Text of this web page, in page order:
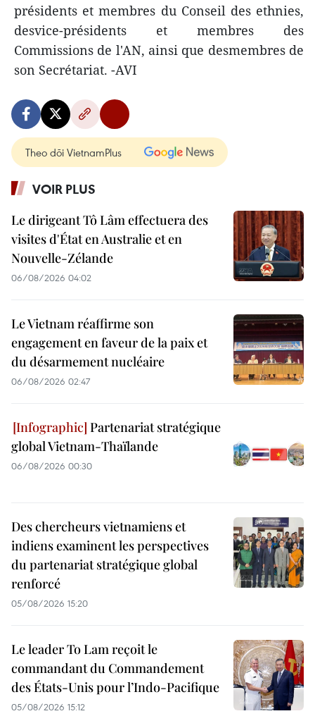
présidents et membres du Conseil des ethnies,
desvice-présidents et membres des
Commissions de l'AN, ainsi que desmembres de
son Secrétariat. -AVI
Theo dõi VietnamPlus
VOIR PLUS
Le dirigeant Tô Lâm effectuera des
visites d'État en Australie et en
Nouvelle-Zélande
06/08/2026 04:02
Le Vietnam réaffirme son
engagement en faveur de la paix et
du désarmement nucléaire
06/08/2026 02:47
Partenariat stratégique
global Vietnam-Thaïlande
06/08/2026 00:30
Des chercheurs vietnamiens et
indiens examinent les perspectives
du partenariat stratégique global
renforcé
05/08/2026 15:20
Le leader To Lam reçoit le
commandant du Commandement
des États-Unis pour l’Indo-Pacifique
05/08/2026 15:12